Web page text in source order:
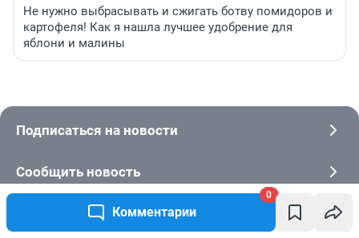
Комментарии
0
Не нужно выбрасывать и сжигать ботву помидоров и
картофеля! Как я нашла лучшее удобрение для
яблони и малины
Подписаться на новости
Сообщить новость